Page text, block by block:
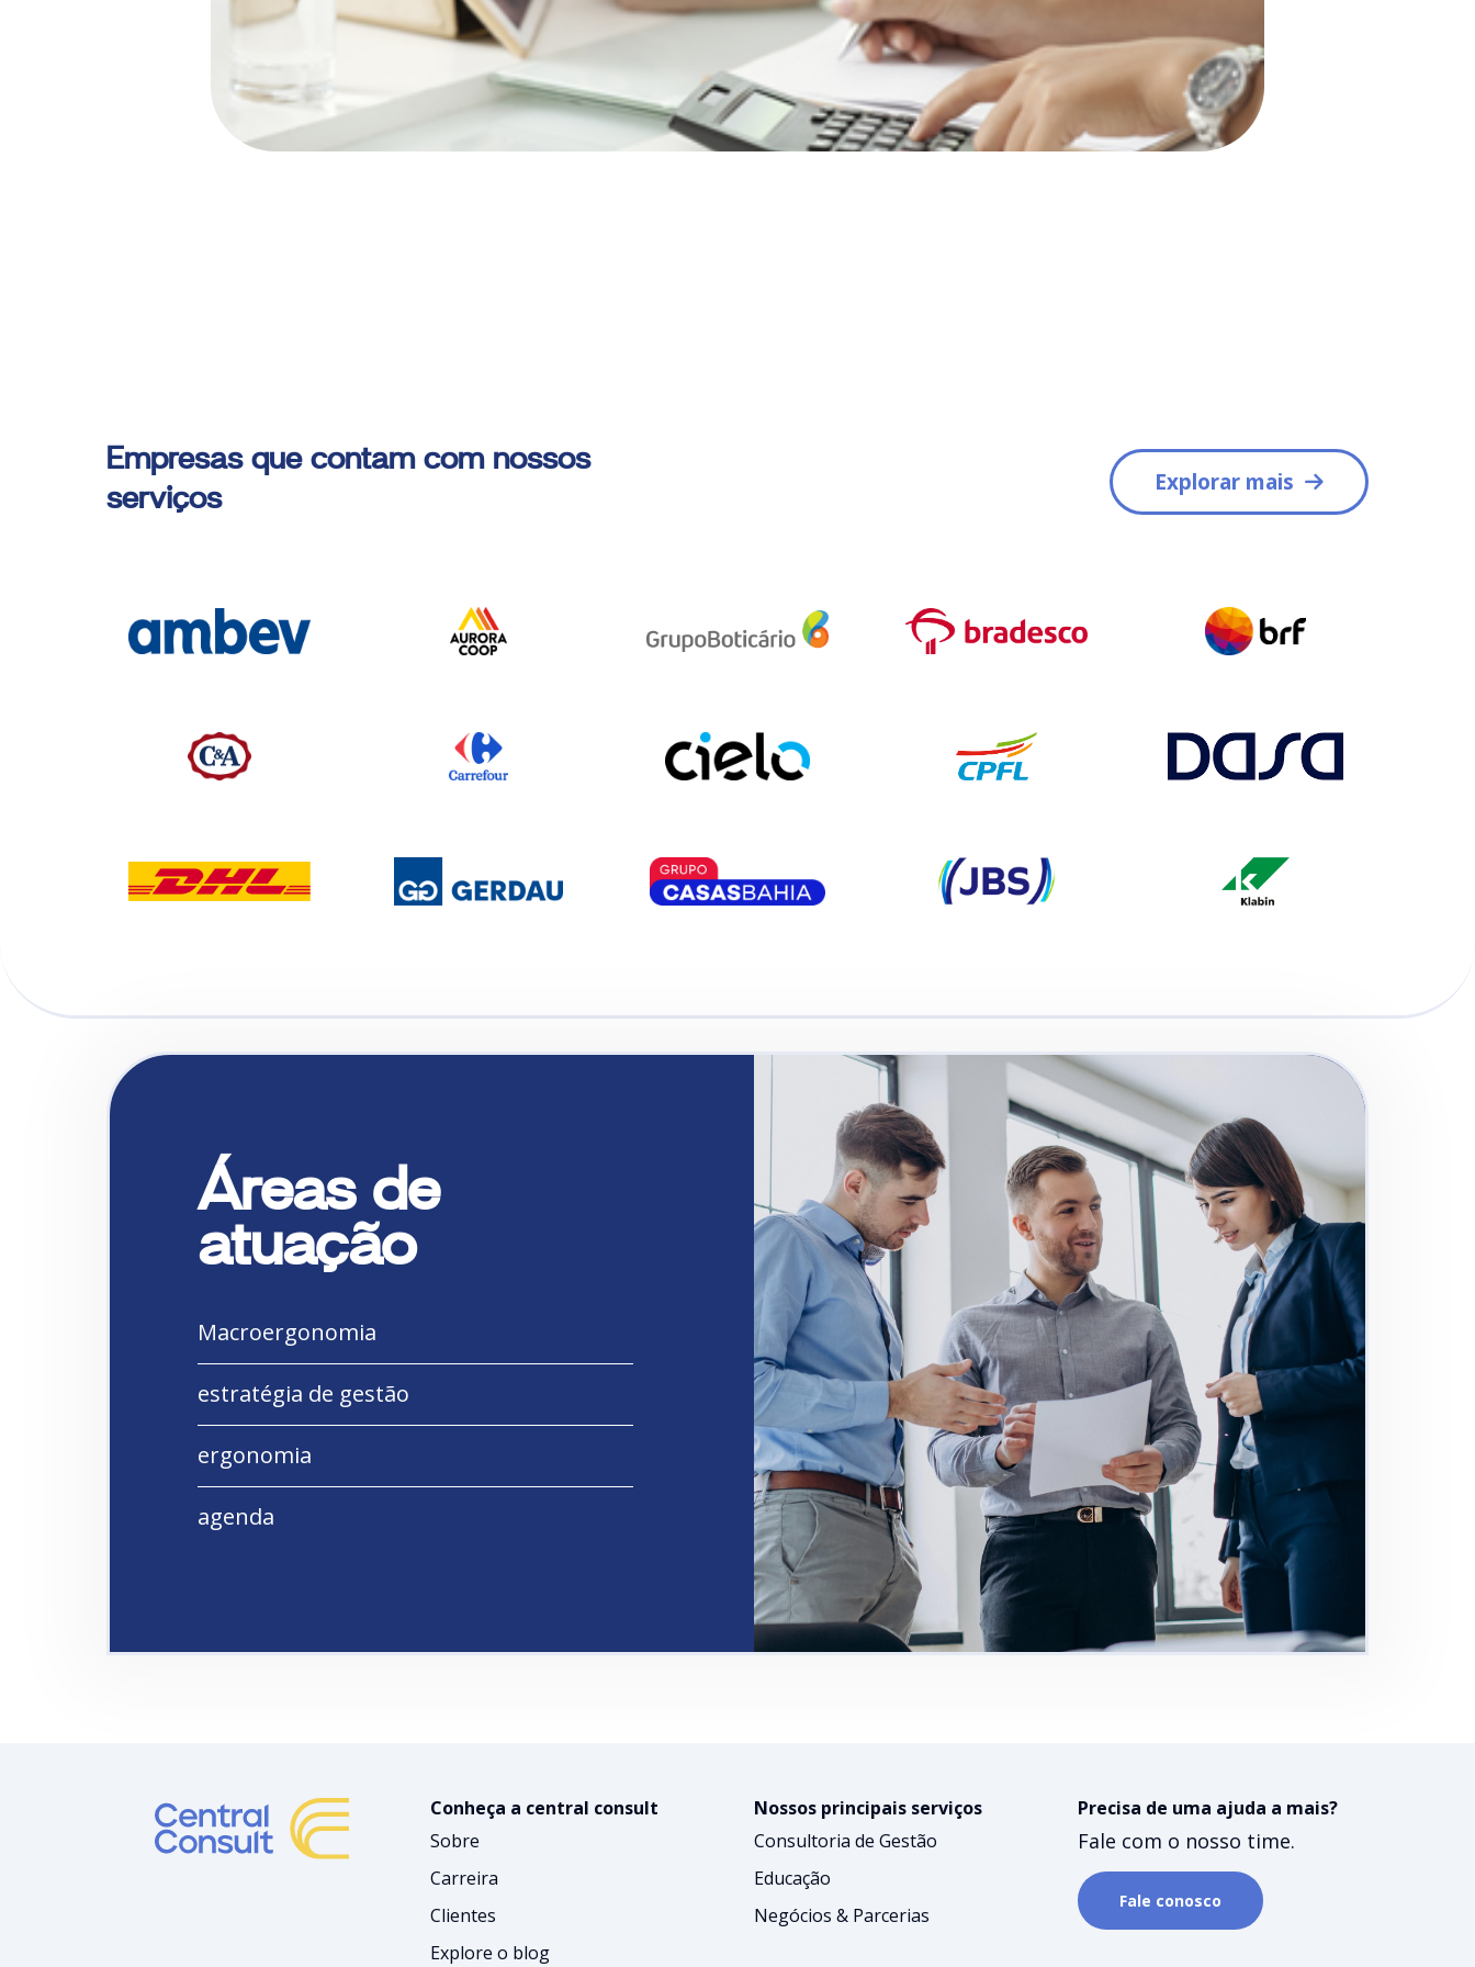
Empresas que contam com nossos
serviços
Explorar mais
Áreas de
atuação
Macroergonomia
estratégia de gestão
ergonomia
agenda
Conheça a central consult
Sobre
Carreira
Clientes
Explore o blog
Nossos principais serviços
Consultoria de Gestão
Educação
Negócios & Parcerias
Precisa de uma ajuda a mais?
Fale com o nosso time.
Fale conosco